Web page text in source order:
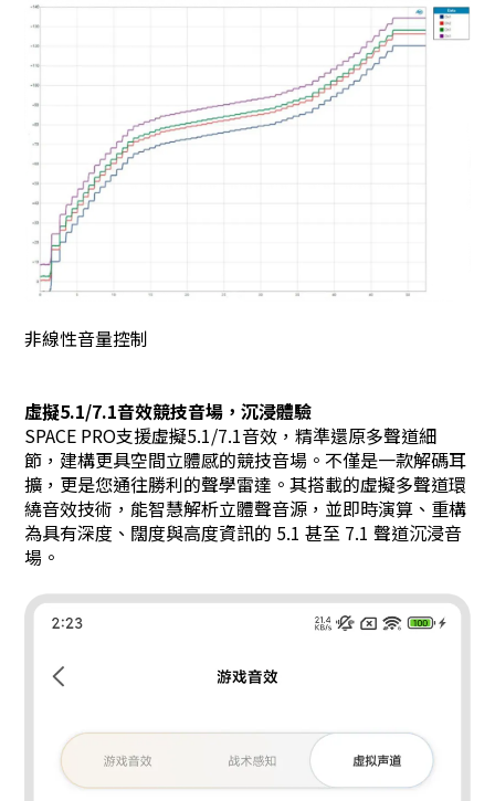
非線性音量控制
虛擬5.1/7.1音效競技音場，沉浸體驗
SPACE PRO支援虛擬5.1/7.1音效，精準還原多聲道細
節，建構更具空間立體感的競技音場。不僅是一款解碼耳
擴，更是您通往勝利的聲學雷達。其搭載的虛擬多聲道環
繞音效技術，能智慧解析立體聲音源，並即時演算、重構
為具有深度、闊度與高度資訊的 5.1 甚至 7.1 聲道沉浸音
場。